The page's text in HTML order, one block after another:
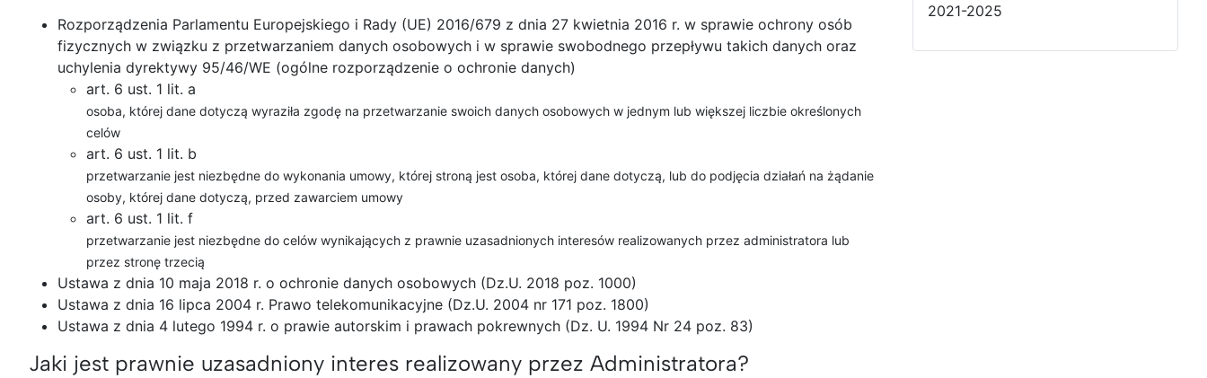
Rozporządzenia Parlamentu Europejskiego i Rady (UE) 2016/679 z dnia 27 kwietnia 2016 r. w sprawie ochrony osób
fizycznych w związku z przetwarzaniem danych osobowych i w sprawie swobodnego przepływu takich danych oraz
uchylenia dyrektywy 95/46/WE (ogólne rozporządzenie o ochronie danych)
art. 6 ust. 1 lit. a
osoba, której dane dotyczą wyraziła zgodę na przetwarzanie swoich danych osobowych w jednym lub większej liczbie określonych
celów
art. 6 ust. 1 lit. b
przetwarzanie jest niezbędne do wykonania umowy, której stroną jest osoba, której dane dotyczą, lub do podjęcia działań na żądanie
osoby, której dane dotyczą, przed zawarciem umowy
art. 6 ust. 1 lit. f
przetwarzanie jest niezbędne do celów wynikających z prawnie uzasadnionych interesów realizowanych przez administratora lub
przez stronę trzecią
Ustawa z dnia 10 maja 2018 r. o ochronie danych osobowych (Dz.U. 2018 poz. 1000)
Ustawa z dnia 16 lipca 2004 r. Prawo telekomunikacyjne (Dz.U. 2004 nr 171 poz. 1800)
Ustawa z dnia 4 lutego 1994 r. o prawie autorskim i prawach pokrewnych (Dz. U. 1994 Nr 24 poz. 83)
Jaki jest prawnie uzasadniony interes realizowany przez Administratora?
2021-2025